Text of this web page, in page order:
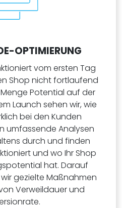
OPTIMIERUNG
vom ersten Tag
Shop nicht fortlaufend
Potential auf der
Launch sehen wir, wie
bei den Kunden
umfassende Analysen
durch und finden
und wo Ihr Shop
hat. Darauf
gezielte Maßnahmen
Verweildauer und